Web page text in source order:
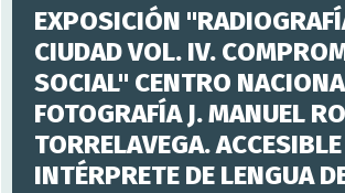
EXPOSICIÓN
CIUDAD VOL. IV.
SOCIAL" CENTRO
FOTOGRAFÍA J. MANUEL
TORRELAVEGA.
INTÉRPRETE DE LENGUA